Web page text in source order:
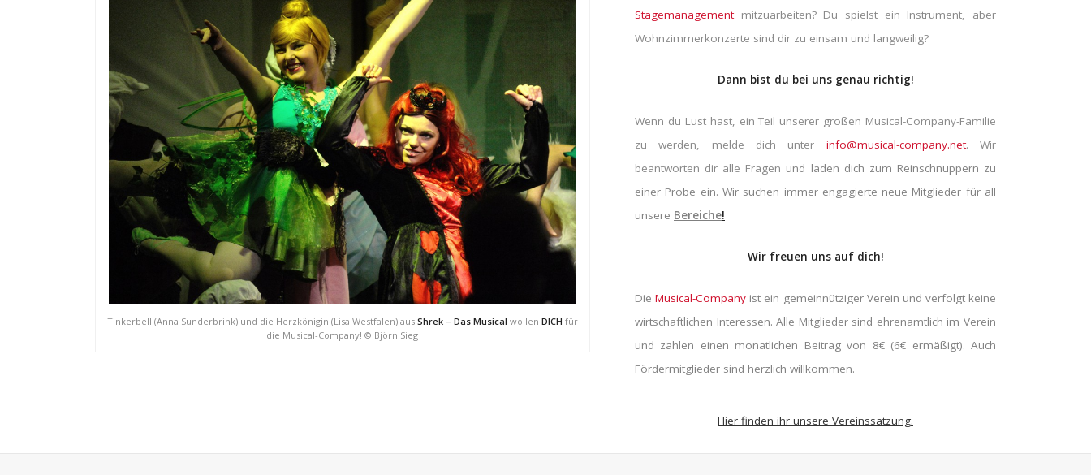
Tinkerbell (Anna Sunderbrink) und die Herzkönigin (Lisa Westfalen) aus Shrek – Das Musical wollen DICH für
die Musical-Company! © Björn Sieg
Stagemanagement mitzuarbeiten? Du spielst ein Instrument, aber
Wohnzimmerkonzerte sind dir zu einsam und langweilig?
Dann bist du bei uns genau richtig!
Wenn du Lust hast, ein Teil unserer großen Musical-Company-Familie
zu werden, melde dich unter info@musical-company.net. Wir
beantworten dir alle Fragen und laden dich zum Reinschnuppern zu
einer Probe ein. Wir suchen immer engagierte neue Mitglieder für all
unsere Bereiche!
Wir freuen uns auf dich!
DieMusical-Company ist ein gemeinnütziger Verein und verfolgt keine
wirtschaftlichen Interessen. Alle Mitglieder sind ehrenamtlich im Verein
und zahlen einen monatlichen Beitrag von 8€ (6€ ermäßigt). Auch
Fördermitglieder sind herzlich willkommen.
Hier finden ihr unsere Vereinssatzung.